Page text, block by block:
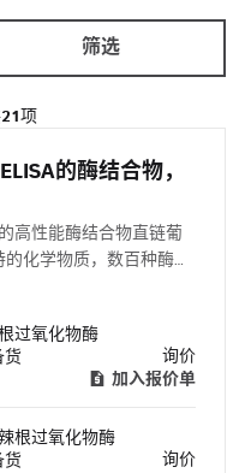
筛选
21 项
的酶结合物，
高性能酶结合物直链葡
化学物质，数百种酶分
物酶或碱性磷酸酶）可
过氧化物酶
货
询价
加入报价单
根过氧化物酶
货
询价